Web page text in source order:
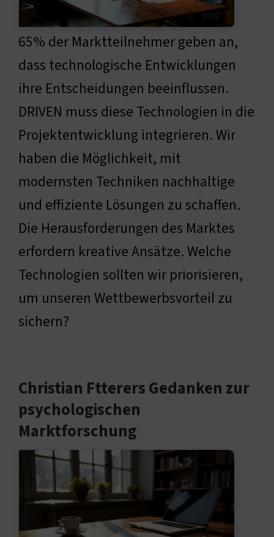
65% der Marktteilnehmer geben an,
dass technologische Entwicklungen
ihre Entscheidungen beeinflussen.
DRIVEN muss diese Technologien in die
Projektentwicklung integrieren. Wir
haben die Möglichkeit, mit
modernsten Techniken nachhaltige
und effiziente Lösungen zu schaffen.
Die Herausforderungen des Marktes
erfordern kreative Ansätze. Welche
Technologien sollten wir priorisieren,
um unseren Wettbewerbsvorteil zu
sichern?
Christian Ftterers Gedanken zur
psychologischen
Marktforschung